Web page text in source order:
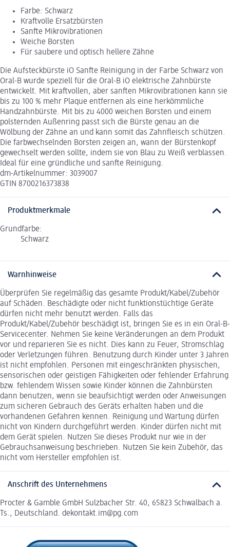
Farbe: Schwarz
Kraftvolle Ersatzbürsten
Sanfte Mikrovibrationen
Weiche Borsten
Für saubere und optisch hellere Zähne
Die Aufsteckbürste iO Sanfte Reinigung in der Farbe Schwarz von
Oral-B wurde speziell für die Oral-B iO elektrische Zahnbürste
entwickelt. Mit kraftvollen, aber sanften Mikrovibrationen kann sie
bis zu 100 % mehr Plaque entfernen als eine herkömmliche
Handzahnbürste. Mit bis zu 4000 weichen Borsten und einem
polsternden Außenring passt sich die Bürste genau an die
Wölbung der Zähne an und kann somit das Zahnfleisch schützen.
Die farbwechselnden Borsten zeigen an, wann der Bürstenkopf
gewechselt werden sollte, indem sie von Blau zu Weiß verblassen.
Ideal für eine gründliche und sanfte Reinigung.
dm-Artikelnummer: 3039007
GTIN 8700216373838
Produktmerkmale
Grundfarbe:
Schwarz
Warnhinweise
Überprüfen Sie regelmäßig das gesamte Produkt/Kabel/Zubehör
auf Schäden. Beschädigte oder nicht funktionstüchtige Geräte
dürfen nicht mehr benutzt werden. Falls das
Produkt/Kabel/Zubehör beschädigt ist, bringen Sie es in ein Oral-B-
Servicecenter. Nehmen Sie keine Veränderungen an dem Produkt
vor und reparieren Sie es nicht. Dies kann zu Feuer, Stromschlag
oder Verletzungen führen. Benutzung durch Kinder unter 3 Jahren
ist nicht empfohlen. Personen mit eingeschränkten physischen,
sensorischen oder geistigen Fähigkeiten oder fehlender Erfahrung
bzw. fehlendem Wissen sowie Kinder können die Zahnbürsten
dann benutzen, wenn sie beaufsichtigt werden oder Anweisungen
zum sicheren Gebrauch des Geräts erhalten haben und die
vorhandenen Gefahren kennen. Reinigung und Wartung dürfen
nicht von Kindern durchgeführt werden. Kinder dürfen nicht mit
dem Gerät spielen. Nutzen Sie dieses Produkt nur wie in der
Gebrauchsanweisung beschrieben. Nutzen Sie kein Zubehör, das
nicht vom Hersteller empfohlen ist.
Anschrift des Unternehmens
Procter & Gamble GmbH Sulzbacher Str. 40, 65823 Schwalbach a.
Ts., Deutschland. dekontakt.im@pg.com